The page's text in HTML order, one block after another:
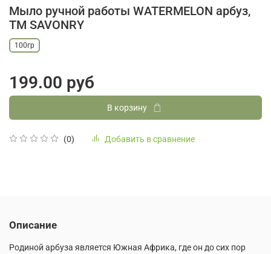
Мыло ручной работы WATERMELON арбуз,
ТМ SAVONRY
(0) Добавить в сравнение
100гр
199.00 руб
В корзину
Описание
Родиной арбуза является Южная Африка, где он до сих пор